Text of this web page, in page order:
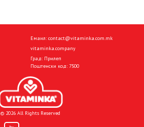
Емаил: contact@vitaminka.com.mk
vitaminka.company
Град: Прилеп
Поштенски код: 7500
© 2026 All Rights Reserved